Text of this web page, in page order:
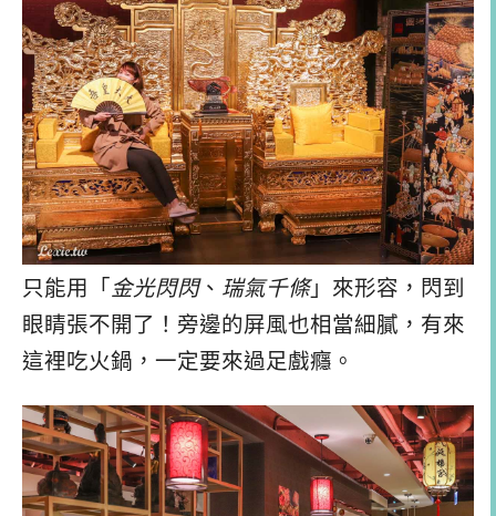
只能用「 金光閃閃、 瑞氣千條」來形容，閃到
眼睛張不開了！旁邊的屏風也相當細膩，有來
這裡吃火鍋，一定要來過足戲癮。